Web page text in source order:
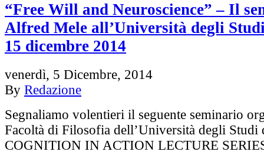
“Free Will and Neuroscience” – Il
Alfred Mele all’Università degli
15 dicembre 2014
venerdì, 5 Dicembre, 2014
By Redazione
Segnaliamo volentieri il seguente seminario
Facoltà di Filosofia dell’Università degli
COGNITION IN ACTION LECTURE